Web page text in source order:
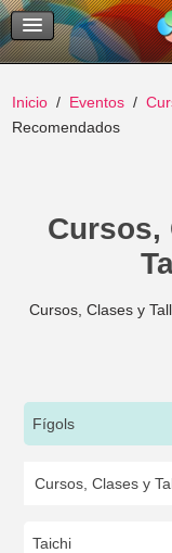
Temas
Buscar
Inicio Eventos
Recomendados
Cursos,
Cursos, Clases y
Fígols
Taichi